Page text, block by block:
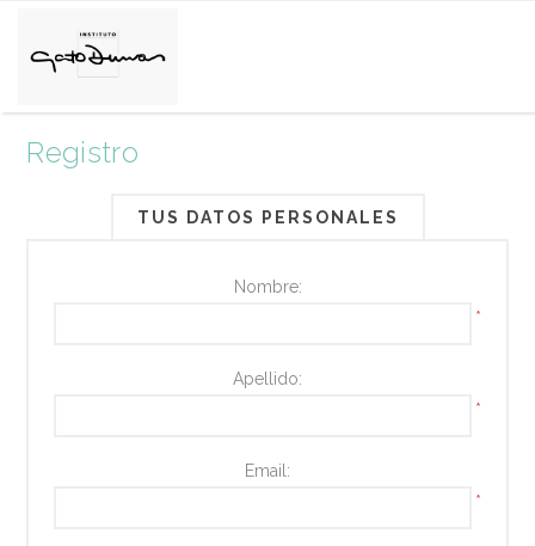
Registro
TUS DATOS PERSONALES
Nombre:
*
Apellido:
*
Email:
*